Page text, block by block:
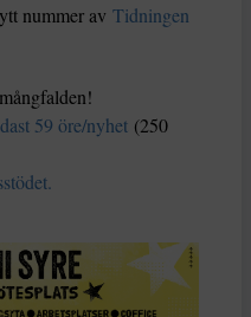
nummer av Tidningen
59 öre/nyhet (250